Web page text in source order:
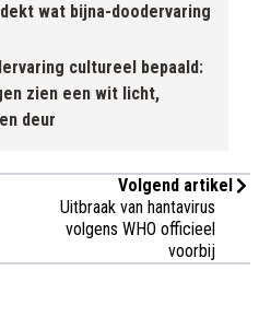
wat bijna-doodervaring
cultureel bepaald:
zien een wit licht,
deur
Volgend artikel
Uitbraak van hantavirus
volgens WHO officieel
voorbij